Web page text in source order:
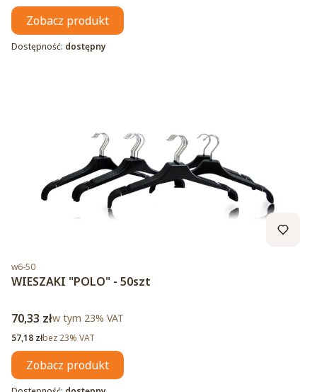
Zobacz produkt
Dostępność: dostępny
Kod produktu
w6-50
WIESZAKI "POLO" - 50szt
Cena brutto
70,33 złw tym %s VAT
w tym 23% VAT
Cena netto
57,18 złbez 23% VAT
Zobacz produkt